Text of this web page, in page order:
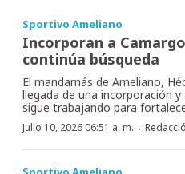
Sportivo Ameliano
Incorporan a
continúa búsqueda
El mandamás de Ameliano,
llegada de una incorporación
sigue trabajando para
Julio 10, 2026 06:51 a. m. ·